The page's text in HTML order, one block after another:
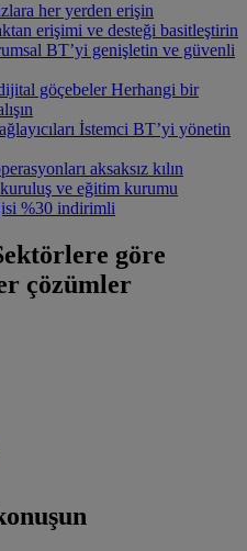
her yerden erişin
erişimi ve desteği basitleştirin
BT’yi genişletin ve güvenli
göçebeler Herhangi bir
İstemci BT’yi yönetin
aksaksız kılın
ve eğitim kurumu
%30 indirimli
göre
çözümler